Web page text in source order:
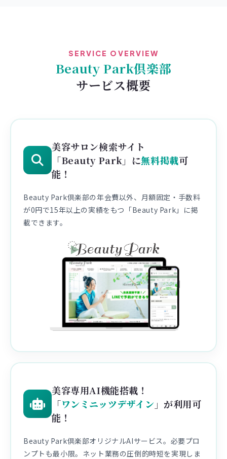
SERVICE OVERVIEW
Beauty Park倶楽部
サービス概要
美容サロン検索サイト
「Beauty Park」に無料掲載可
能！
Beauty Park倶楽部の年会費以外、月額固定・手数料
が0円で15年以上の実績をもつ「Beauty Park」に掲
載できます。
美容専用AI機能搭載！
「ワンミニッツデザイン 」が利用可
能！
Beauty Park倶楽部オリジナルAIサービス。必要プロ
ンプトも最小限。ネット業務の圧倒的時短を実現しま